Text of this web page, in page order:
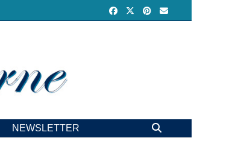
NEWSLETTER